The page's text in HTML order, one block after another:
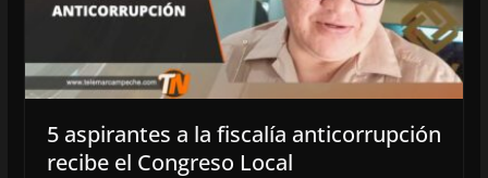
5 aspirantes a la fiscalía anticorrupción
recibe el Congreso Local